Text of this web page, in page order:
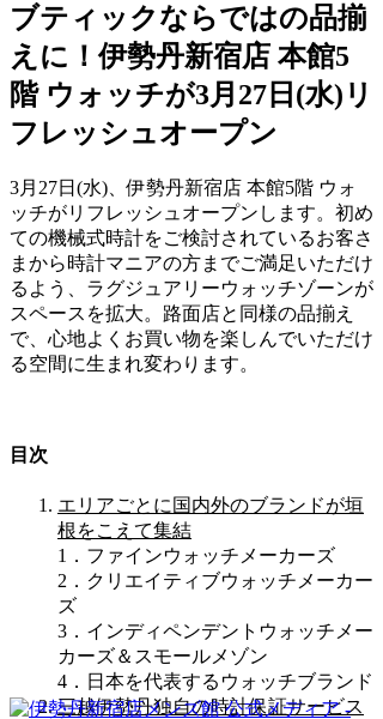
ブティックならではの品揃
えに！伊勢丹新宿店 本館5
階 ウォッチが3月27日(水)リ
フレッシュオープン
3月27日(水)、伊勢丹新宿店 本館5階 ウォ
ッチがリフレッシュオープンします。初め
ての機械式時計をご検討されているお客さ
まから時計マニアの方までご満足いただけ
るよう、ラグジュアリーウォッチゾーンが
スペースを拡大。路面店と同様の品揃え
で、心地よくお買い物を楽しんでいただけ
る空間に生まれ変わります。
目次
エリアごとに国内外のブランドが垣
根をこえて集結
1．ファインウォッチメーカーズ
2．クリエイティブウォッチメーカー
ズ
3．インディペンデントウォッチメー
カーズ＆スモールメゾン
4．日本を代表するウォッチブランド
三越伊勢丹独自の時計保証サービス